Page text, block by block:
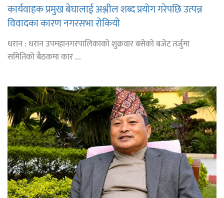
कार्यवाहक प्रमुख बेघालाई अश्लील शब्द प्रयोग गरेपछि उत्पन्न
विवादका कारण नगरसभा रोकियो
धरान : धरान उपमहानगरपालिकाको शुक्रवार बसेको बजेट तर्जुमा
समितिको बैठकमा कार ...